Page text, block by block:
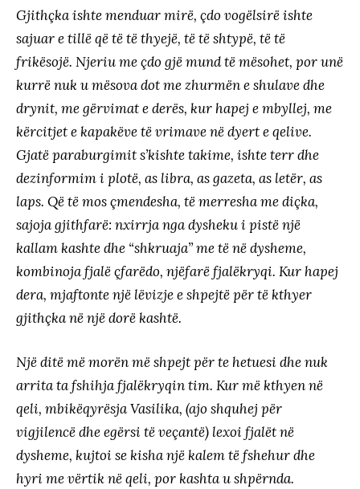
Gjithçka ishte menduar mirë, çdo vogëlsirë ishte
sajuar e tillë që të të thyejë, të të shtypë, të të
frikësojë. Njeriu me çdo gjë mund të mësohet, por unë
kurrë nuk u mësova dot me zhurmën e shulave dhe
drynit, me gërvimat e derës, kur hapej e mbyllej, me
kërcitjet e kapakëve të vrimave në dyert e qelive.
Gjatë paraburgimit s’kishte takime, ishte terr dhe
dezinformim i plotë, as libra, as gazeta, as letër, as
laps. Që të mos çmendesha, të merresha me diçka,
sajoja gjithfarë: nxirrja nga dysheku i pistë një
kallam kashte dhe “shkruaja” me të në dysheme,
kombinoja fjalë çfarëdo, njëfarë fjalëkryqi. Kur hapej
dera, mjaftonte një lëvizje e shpejtë për të kthyer
gjithçka në një dorë kashtë.
Një ditë më morën më shpejt për te hetuesi dhe nuk
arrita ta fshihja fjalëkryqin tim. Kur më kthyen në
qeli, mbikëqyrësja Vasilika, (ajo shquhej për
vigjilencë dhe egërsi të veçantë) lexoi fjalët në
dysheme, kujtoi se kisha një kalem të fshehur dhe
hyri me vërtik në qeli, por kashta u shpërnda.